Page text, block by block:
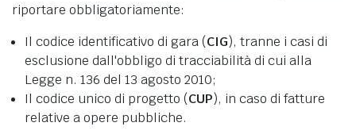
riportare obbligatoriamente:
Il codice identificativo di gara (CIG), tranne i casi di
esclusione dall'obbligo di tracciabilità di cui alla
Legge n. 136 del 13 agosto 2010;
Il codice unico di progetto (CUP), in caso di fatture
relative a opere pubbliche.